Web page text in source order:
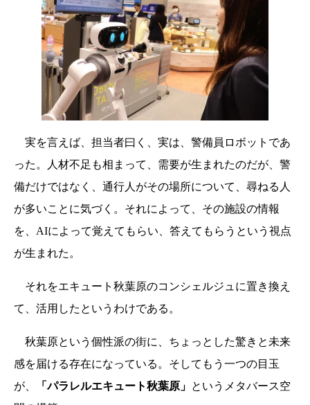
実を言えば、担当者曰く、実は、警備員ロボットであ
った。人材不足も相まって、需要が生まれたのだが、警
備だけではなく、通行人がその場所について、尋ねる人
が多いことに気づく。それによって、その施設の情報
を、AIによって覚えてもらい、答えてもらうという視点
が生まれた。
それをエキュート秋葉原のコンシェルジュに置き換え
て、活用したというわけである。
秋葉原という個性派の街に、ちょっとした驚きと未来
感を届ける存在になっている。そしてもう一つの目玉
が、
「パラレルエキュート秋葉原」 というメタバース空